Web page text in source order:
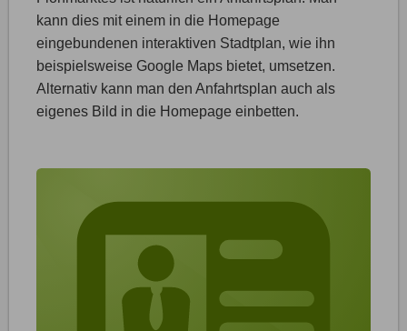
kann dies mit einem in die Homepage
eingebundenen interaktiven Stadtplan, wie ihn
beispielsweise Google Maps bietet, umsetzen.
Alternativ kann man den Anfahrtsplan auch als
eigenes Bild in die Homepage einbetten.